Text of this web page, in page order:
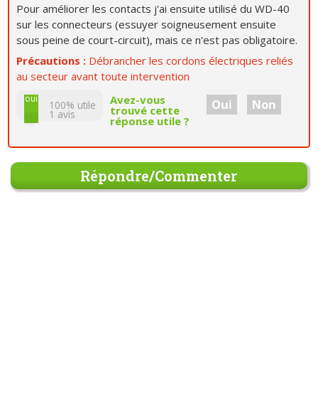
Pour améliorer les contacts j'ai ensuite utilisé du WD-40
sur les connecteurs (essuyer soigneusement ensuite
sous peine de court-circuit), mais ce n'est pas obligatoire.
Précautions : Débrancher les cordons électriques reliés
au secteur avant toute intervention
non
oui 100% utile
1 avis
Avez-vous
trouvé cette
réponse utile ?
Oui Non
Répondre/Commenter